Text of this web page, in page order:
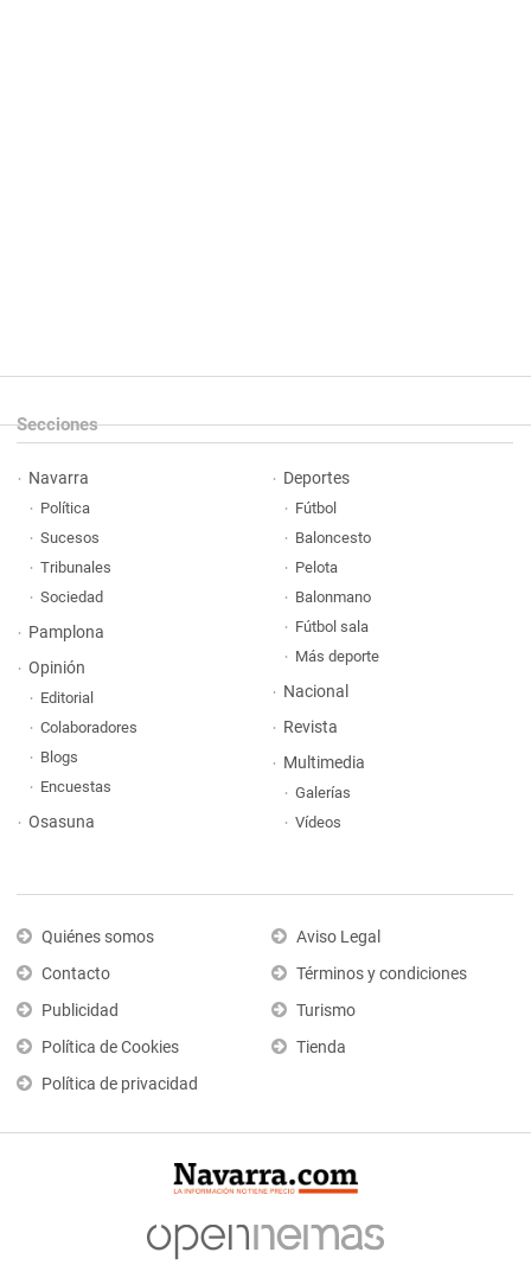
Secciones
Navarra
Política
Sucesos
Tribunales
Sociedad
Pamplona
Opinión
Editorial
Colaboradores
Blogs
Encuestas
Osasuna
Deportes
Fútbol
Baloncesto
Pelota
Balonmano
Fútbol sala
Más deporte
Nacional
Revista
Multimedia
Galerías
Vídeos
Quiénes somos
Contacto
Publicidad
Política de Cookies
Política de privacidad
Aviso Legal
Términos y condiciones
Turismo
Tienda